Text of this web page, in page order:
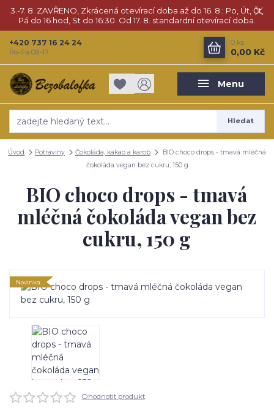
3.-7. 8. ZAVŘENO, Zkrácená otevírací doba až do 16. 8.: Po, Út, Čt,
Pá do 16 hod, St do 16:30. Od 17. 8. standardní otevírací doba.
Menu
Hledat
+420 737 16 24 24
Po-Pá 09-17
0 ks
0,00 Kč
Úvod Potraviny Čokoláda, kakao a karob
BIO choco drops - tmavá mléčná
čokoláda vegan bez cukru, 150 g
BIO choco drops - tmavá
mléčná čokoláda vegan bez
cukru, 150 g
Novinka
Ohodnotit produkt